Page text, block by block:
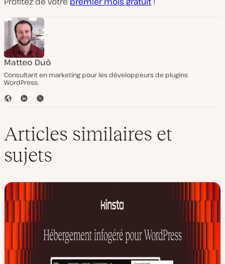
Matteo Duò
Consultant en marketing pour les développeurs de plugins
WordPress.
S
W
b
L
e
d
I
n
T
t
r
Articles similaires et
sujets